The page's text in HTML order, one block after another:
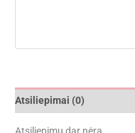
Atsiliepimai (0)
Atsiliepimų dar nėra.